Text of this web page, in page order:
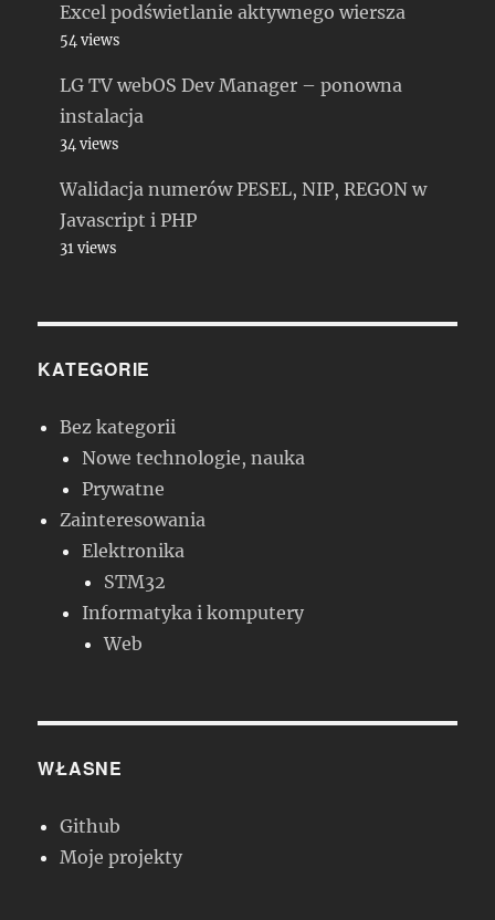
Excel podświetlanie aktywnego wiersza
54 views
LG TV webOS Dev Manager – ponowna
instalacja
34 views
Walidacja numerów PESEL, NIP, REGON w
Javascript i PHP
31 views
KATEGORIE
Bez kategorii
Nowe technologie, nauka
Prywatne
Zainteresowania
Elektronika
STM32
Informatyka i komputery
Web
WŁASNE
Github
Moje projekty